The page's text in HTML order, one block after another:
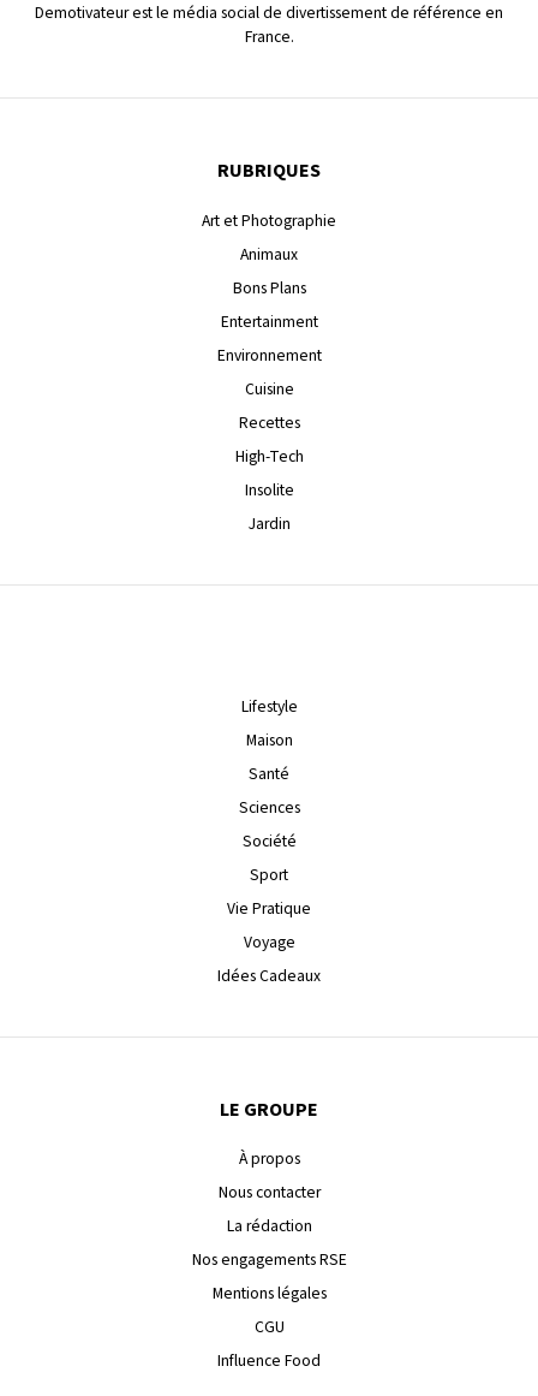
Demotivateur est le média social de divertissement de référence en
France.
RUBRIQUES
Art et Photographie
Animaux
Bons Plans
Entertainment
Environnement
Cuisine
Recettes
High-Tech
Insolite
Jardin
Lifestyle
Maison
Santé
Sciences
Société
Sport
Vie Pratique
Voyage
Idées Cadeaux
LE GROUPE
À propos
Nous contacter
La rédaction
Nos engagements RSE
Mentions légales
CGU
Influence Food